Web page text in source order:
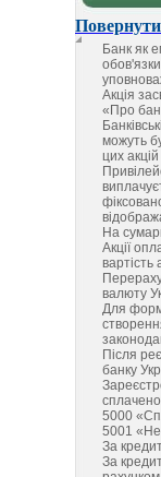
Банк як
Акція
«Про
можуть
цих
На
Акції
вартість
валюту
Для
Після
банку
5000
5001
За
За